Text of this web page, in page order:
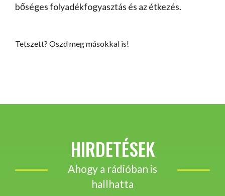
bőséges folyadékfogyasztás és az étkezés.
Tetszett? Oszd meg másokkal is!
HIRDETÉSEK
Ahogy a rádióban is
hallhatta